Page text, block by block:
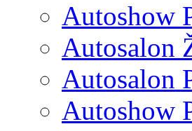
Autoshow
Autosalon
Autosalon
Autoshow